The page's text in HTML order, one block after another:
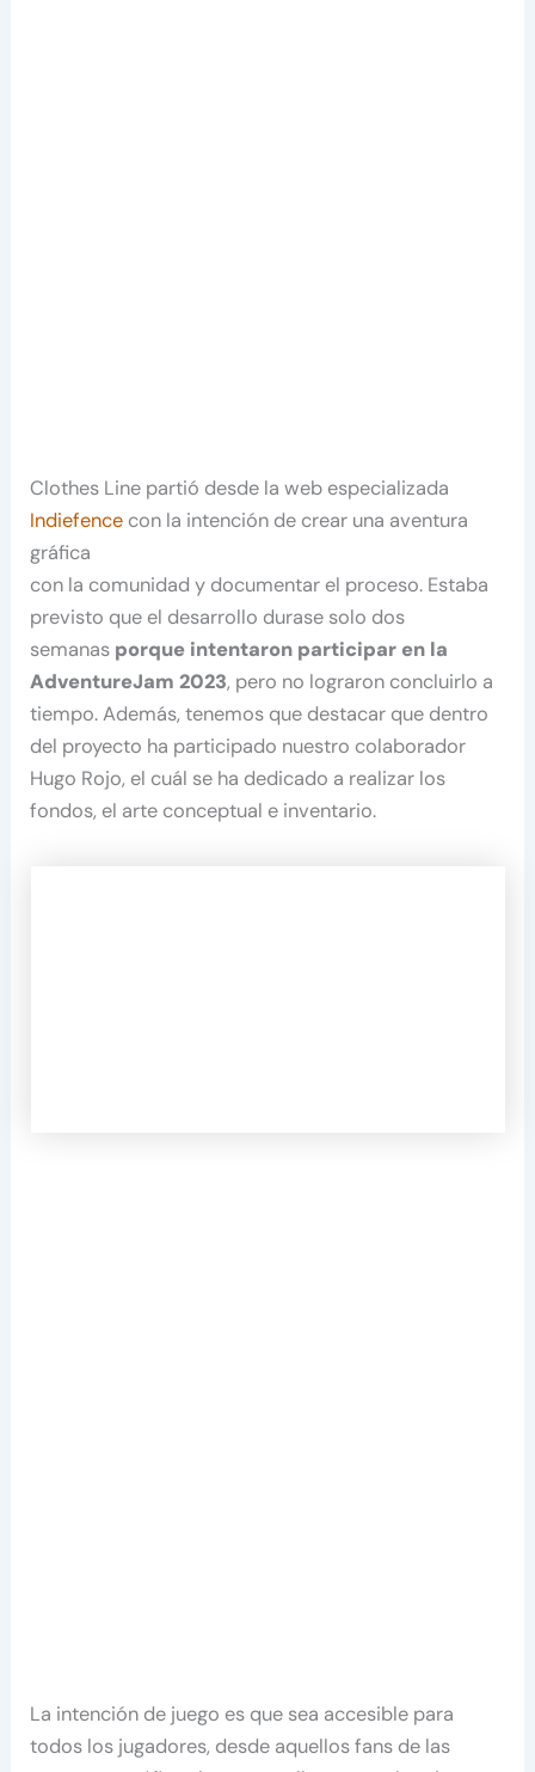
Clothes Line partió desde la web especializada
Indiefence con la intención de crear una aventura
gráfica
con la comunidad y documentar el proceso. Estaba
previsto que el desarrollo durase solo dos
semanas porque intentaron participar en la
AdventureJam 2023, pero no lograron concluirlo a
tiempo. Además, tenemos que destacar que dentro
del proyecto ha participado nuestro colaborador
Hugo Rojo, el cuál se ha dedicado a realizar los
fondos, el arte conceptual e inventario.
La intención de juego es que sea accesible para
todos los jugadores, desde aquellos fans de las